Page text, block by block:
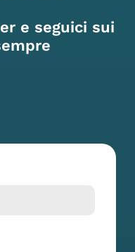
e seguici sui